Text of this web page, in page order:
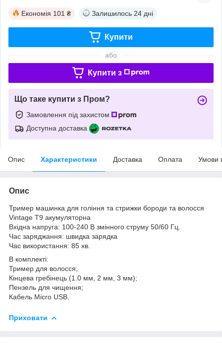
Економія 101 ₴ Залишилось 24 дні
Купити
або
Купити з
Що таке купити з Пром?
Замовлення під захистом
Доступна доставка
Опис Характеристики Доставка Оплата Умови
Опис
Тример машинка для гоління та стрижки бороди та волосся
Vintage T9 акумуляторна
Вхідна напруга: 100-240 В змінного струму 50/60 Гц.
Час заряджання: швидка зарядка
Час використання: 85 хв.
В комплекті:
Тример для волосся;
Кінцева гребінець (1.0 мм, 2 мм, 3 мм);
Пензель для чищення;
Кабель Micro USB.
Приховати